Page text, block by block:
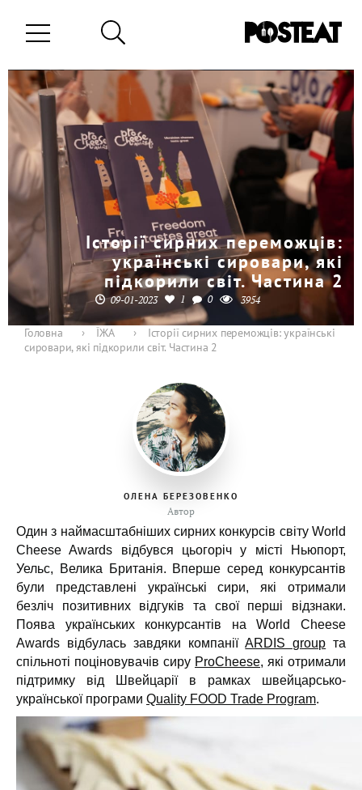
Історії сирних переможців:
українські сировари, які
підкорили світ. Частина 2
09-01-2023 1 0 3954
Головна › ЇЖА ›
Історії сирних переможців: українські
сировари, які підкорили світ. Частина 2
ОЛЕНА БЕРЕЗОВЕНКО
Автор
Один з наймасштабніших сирних конкурсів світу World
Cheese Awards відбувся цьогоріч у місті Ньюпорт,
Уельс, Велика Британія. Вперше серед конкурсантів
були представлені українські сири, які отримали
безліч позитивних відгуків та свої перші відзнаки.
Поява українських конкурсантів на World Cheese
Awards відбулась завдяки компаніїARDIS group та
спільноті поціновувачів сиру ProCheese, які отримали
підтримку від Швейцарії в рамках швейцарсько-
української програми Quality FOOD Trade Program.